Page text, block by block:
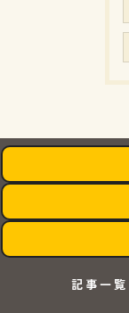
記事一覧